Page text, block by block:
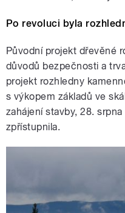
Po revoluci byla
Původní projekt dřevěné
důvodů bezpečnosti a
projekt rozhledny
s výkopem základů ve
zahájení stavby, 28.
zpřístupnila.